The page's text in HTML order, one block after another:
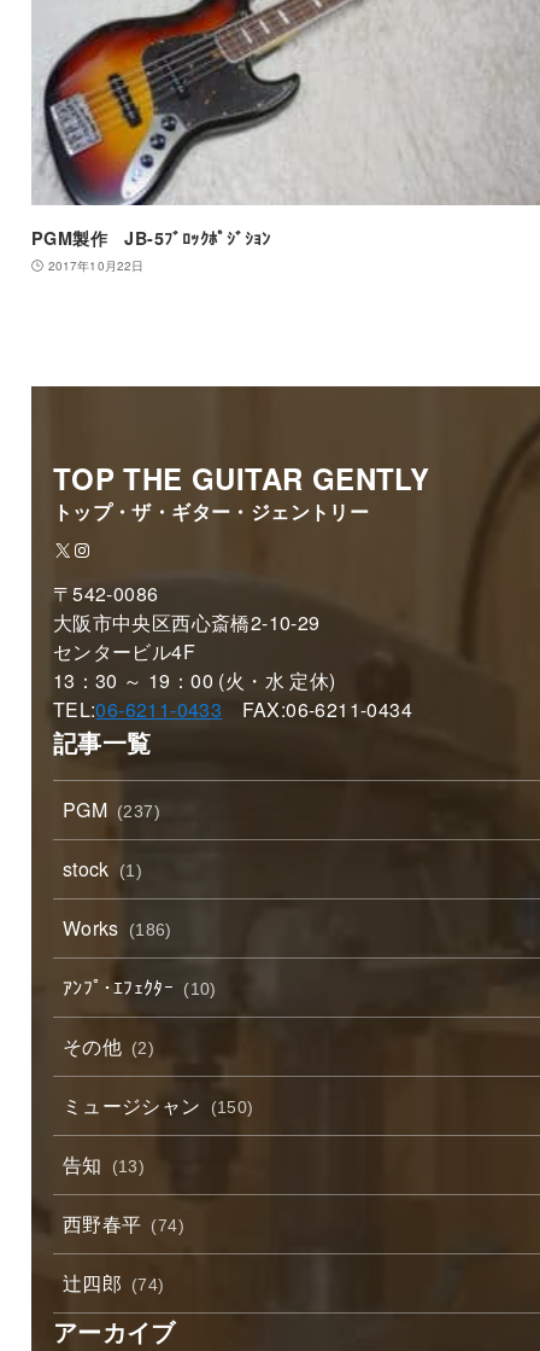
PGM製作 JB-5ﾌﾞﾛｯｸﾎﾟｼﾞｼｮﾝ
2017年10月22日
TOP THE GUITAR GENTLY
トップ・ザ・ギター・ジェントリー
X Instagram
〒542-0086
大阪市中央区西心斎橋2-10-29
センタービル4F
13：30 ～ 19：00 (火・水 定休)
TEL:06-6211-0433 FAX:06-6211-0434
記事一覧
PGM (237)
stock (1)
Works (186)
ｱﾝﾌﾟ･ｴﾌｪｸﾀｰ (10)
その他 (2)
ミュージシャン (150)
告知 (13)
西野春平 (74)
辻四郎 (74)
アーカイブ